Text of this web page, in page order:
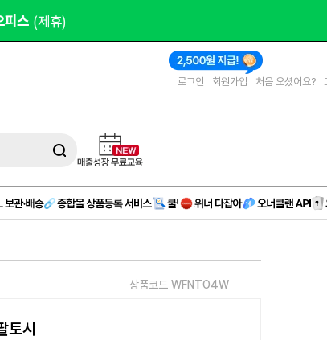
휴)
로그인 회원가입 처음 오셨어요?
상품코드 WFNTO4W
토시